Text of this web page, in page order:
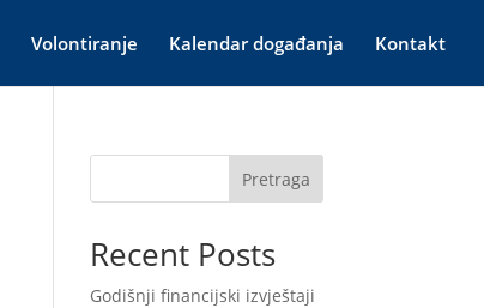
Volontiranje Kalendar događanja Kontakt
Pretraga
Recent Posts
Godišnji financijski izvještaji